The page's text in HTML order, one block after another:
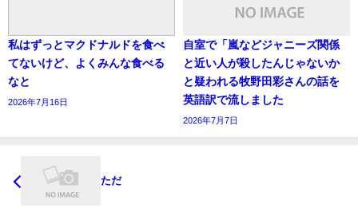
私はずっとマクドナルドを食べ
てないけど、よくみんな食べる
なと
2026年7月16日
自室で「嵐などジャニーズ関係
と近い人が殺したんじゃないか
と疑われる牧野田彩さんの話を
英語訳で流しました
2026年7月7日
ただ